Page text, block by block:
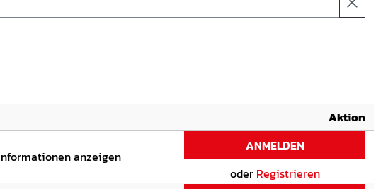
Aktion
anzeigen
ANMELDEN
oder Registrieren